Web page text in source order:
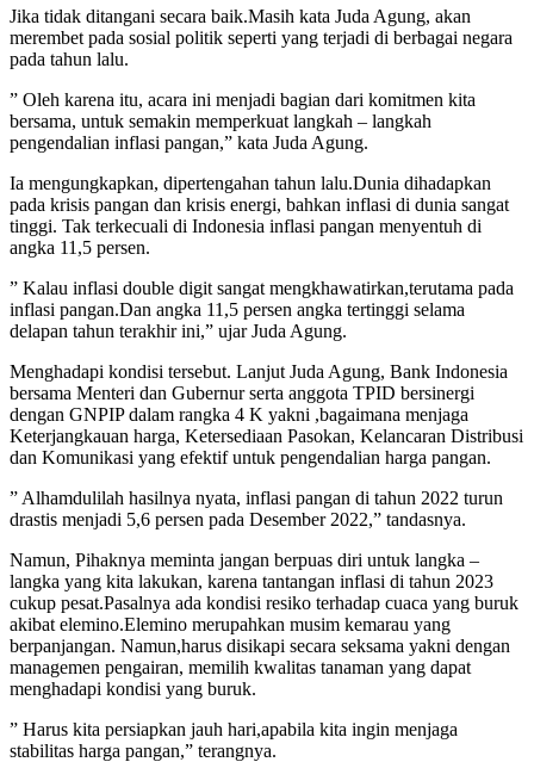
Jika tidak ditangani secara baik.Masih kata Juda Agung, akan
merembet pada sosial politik seperti yang terjadi di berbagai negara
pada tahun lalu.
” Oleh karena itu, acara ini menjadi bagian dari komitmen kita
bersama, untuk semakin memperkuat langkah – langkah
pengendalian inflasi pangan,” kata Juda Agung.
Ia mengungkapkan, dipertengahan tahun lalu.Dunia dihadapkan
pada krisis pangan dan krisis energi, bahkan inflasi di dunia sangat
tinggi. Tak terkecuali di Indonesia inflasi pangan menyentuh di
angka 11,5 persen.
” Kalau inflasi double digit sangat mengkhawatirkan,terutama pada
inflasi pangan.Dan angka 11,5 persen angka tertinggi selama
delapan tahun terakhir ini,” ujar Juda Agung.
Menghadapi kondisi tersebut. Lanjut Juda Agung, Bank Indonesia
bersama Menteri dan Gubernur serta anggota TPID bersinergi
dengan GNPIP dalam rangka 4 K yakni ,bagaimana menjaga
Keterjangkauan harga, Ketersediaan Pasokan, Kelancaran Distribusi
dan Komunikasi yang efektif untuk pengendalian harga pangan.
” Alhamdulilah hasilnya nyata, inflasi pangan di tahun 2022 turun
drastis menjadi 5,6 persen pada Desember 2022,” tandasnya.
Namun, Pihaknya meminta jangan berpuas diri untuk langka –
langka yang kita lakukan, karena tantangan inflasi di tahun 2023
cukup pesat.Pasalnya ada kondisi resiko terhadap cuaca yang buruk
akibat elemino.Elemino merupahkan musim kemarau yang
berpanjangan. Namun,harus disikapi secara seksama yakni dengan
managemen pengairan, memilih kwalitas tanaman yang dapat
menghadapi kondisi yang buruk.
” Harus kita persiapkan jauh hari,apabila kita ingin menjaga
stabilitas harga pangan,” terangnya.